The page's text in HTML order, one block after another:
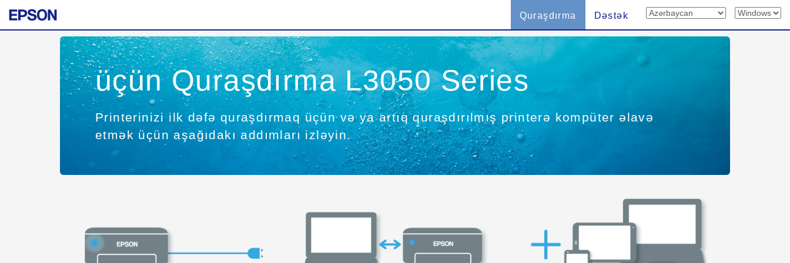
Quraşdırma Dəstək
üçün Quraşdırma L3050 Series
Printerinizi ilk dəfə quraşdırmaq üçün və ya artıq quraşdırılmış printerə kompüter əlavə
etmək üçün aşağıdakı addımları izləyin.